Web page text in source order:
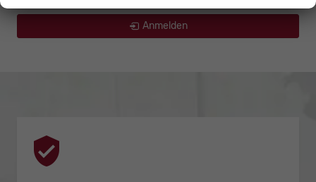
Anmelden